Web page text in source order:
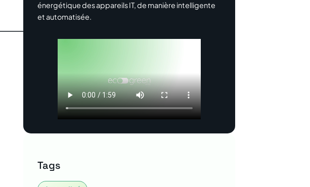
énergétique des appareils IT, de manière intelligente
et automatisée.
Tags